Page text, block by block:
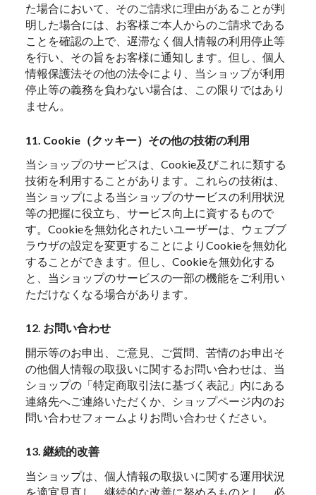
た場合において、そのご請求に理由があることが判
明した場合には、お客様ご本人からのご請求である
ことを確認の上で、遅滞なく個人情報の利用停止等
を行い、その旨をお客様に通知します。但し、個人
情報保護法その他の法令により、当ショップが利用
停止等の義務を負わない場合は、この限りではあり
ません。
11. Cookie（クッキー）その他の技術の利用
当ショップのサービスは、Cookie及びこれに類する
技術を利用することがあります。これらの技術は、
当ショップによる当ショップのサービスの利用状況
等の把握に役立ち、サービス向上に資するもので
す。Cookieを無効化されたいユーザーは、ウェブブ
ラウザの設定を変更することによりCookieを無効化
することができます。但し、Cookieを無効化する
と、当ショップのサービスの一部の機能をご利用い
ただけなくなる場合があります。
12. お問い合わせ
開示等のお申出、ご意見、ご質問、苦情のお申出そ
の他個人情報の取扱いに関するお問い合わせは、当
ショップの「特定商取引法に基づく表記」内にある
連絡先へご連絡いただくか、ショップページ内のお
問い合わせフォームよりお問い合わせください。
13. 継続的改善
当ショップは、個人情報の取扱いに関する運用状況
を適宜見直し、継続的な改善に努めるものとし、必